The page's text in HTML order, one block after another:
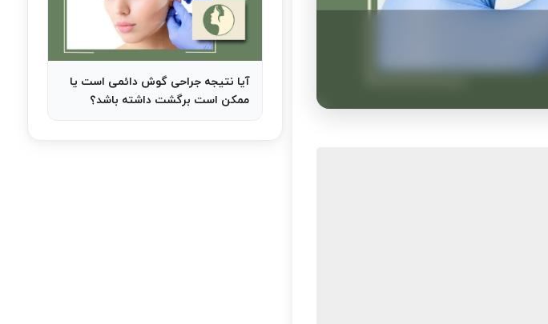
آیا نتیجه جراحی گوش دائمی است یا
ممکن است برگشت داشته باشد؟